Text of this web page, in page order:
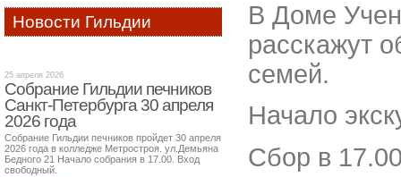
В Доме
расскажут
семей.
Начало
Сбор в
Новости Гильдии
25 апреля 2026
Собрание Гильдии печников
Санкт-Петербурга 30 апреля
2026 года
Собрание Гильдии печников пройдет 30 апреля
2026 года в колледже Метростроя. ул.Демьяна
Бедного 21 Начало собрания в 17.00. Вход
свободный.